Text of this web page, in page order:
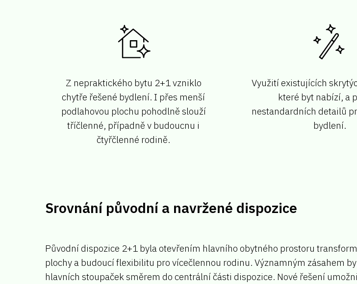
Z nepraktického bytu 2+1 vzniklo
chytře řešené bydlení. I přes menší
podlahovou plochu pohodlně slouží
tříčlenné, případně v budoucnu i
čtyřčlenné rodině.
Využití existujících
které byt nabízí, a
nestandardních detailů
bydlení.
Srovnání původní a navržené dispozice
Původní dispozice 2+1 byla otevřením hlavního obytného prostoru
plochy a budoucí flexibilitu pro vícečlennou rodinu. Významným zásahem
hlavních stoupaček směrem do centrální části dispozice. Nové řešení